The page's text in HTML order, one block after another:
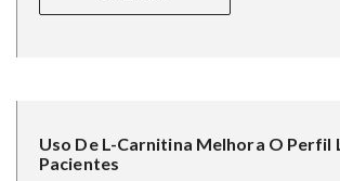
Uso De L-Carnitina Melhora O Perfil
Pacientes